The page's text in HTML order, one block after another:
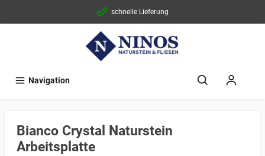
schnelle Lieferung
Navigation
Bianco Crystal Naturstein
Arbeitsplatte